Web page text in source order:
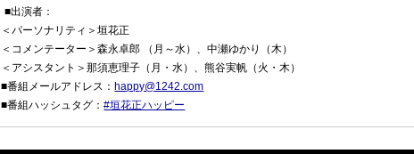
■出演者：
＜パーソナリティ＞垣花正
＜コメンテーター＞森永卓郎 （月～水）、中瀬ゆかり（木）
＜アシスタント＞那須恵理子（月・水）、熊谷実帆（火・木）
■番組メールアドレス：happy@1242.com
■番組ハッシュタグ：#垣花正ハッピー